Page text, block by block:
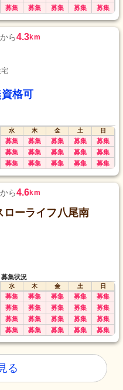
募集 募集 募集 募集 募集
ら4.3km
格可
水 木 金 土
日
募集 募集 募集 募集 募集
募集 募集 募集 募集 募集
募集 募集 募集 募集 募集
ら4.6km
ローライフ八尾南
集状況
水 木 金 土
日
募集 募集 募集 募集 募集
募集 募集 募集 募集 募集
募集 募集 募集 募集 募集
募集 募集 募集 募集 募集
る